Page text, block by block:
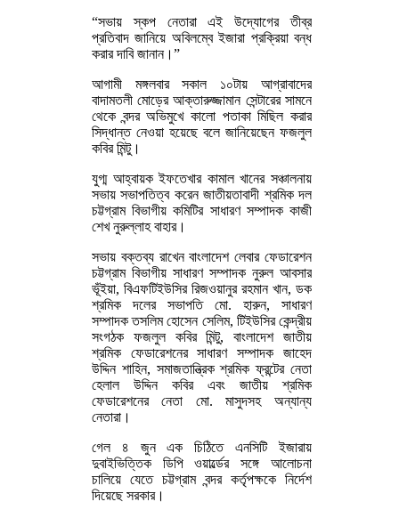
“সভায় স্কপ নেতারা এই উদ্যোগের তীব্র
প্রতিবাদ জানিয়ে অবিলম্বে ইজারা প্রক্রিয়া বন্ধ
করার দাবি জানান।”
আগামী মঙ্গলবার সকাল ১০টায় আগ্রাবাদের
বাদামতলী মোড়ের আক্তারুজ্জামান সেন্টারের সামনে
থেকে বন্দর অভিমুখে কালো পতাকা মিছিল করার
সিদ্ধান্ত নেওয়া হয়েছে বলে জানিয়েছেন ফজলুল
কবির মিন্টু।
যুগ্ম আহ্বায়ক ইফতেখার কামাল খানের সঞ্চালনায়
সভায় সভাপতিত্ব করেন জাতীয়তাবাদী শ্রমিক দল
চট্টগ্রাম বিভাগীয় কমিটির সাধারণ সম্পাদক কাজী
শেখ নুরুল্লাহ বাহার।
সভায় বক্তব্য রাখেন বাংলাদেশ লেবার ফেডারেশন
চট্টগ্রাম বিভাগীয় সাধারণ সম্পাদক নুরুল আবসার
ভূঁইয়া, বিএফটিইউসির রিজওয়ানুর রহমান খান, ডক
শ্রমিক দলের সভাপতি মো. হারুন, সাধারণ
সম্পাদক তসলিম হোসেন সেলিম, টিইউসির কেন্দ্রীয়
সংগঠক ফজলুল কবির মিন্টু, বাংলাদেশ জাতীয়
শ্রমিক ফেডারেশনের সাধারণ সম্পাদক জাহেদ
উদ্দিন শাহিন, সমাজতান্ত্রিক শ্রমিক ফ্রন্টের নেতা
হেলাল উদ্দিন কবির এবং জাতীয় শ্রমিক
ফেডারেশনের নেতা মো. মাসুদসহ অন্যান্য
নেতারা।
গেল ৪ জুন এক চিঠিতে এনসিটি ইজারায়
দুবাইভিত্তিক ডিপি ওয়ার্ল্ডের সঙ্গে আলোচনা
চালিয়ে যেতে চট্টগ্রাম বন্দর কর্তৃপক্ষকে নির্দেশ
দিয়েছে সরকার।